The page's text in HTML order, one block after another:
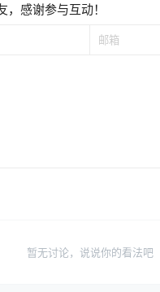
，感谢参与互动！
暂无讨论，说说你的看法吧